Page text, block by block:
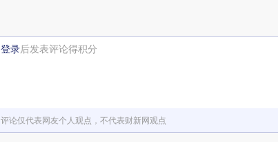
登录后发表评论得积分
评论仅代表网友个人观点，不代表财新网观点